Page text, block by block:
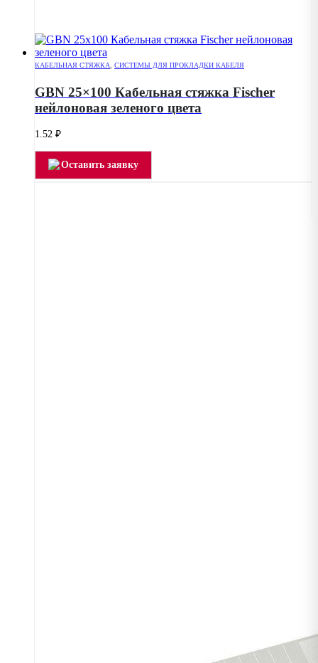
КАБЕЛЬНАЯ СТЯЖКА, СИСТЕМЫ ДЛЯ ПРОКЛАДКИ КАБЕЛЯ
GBN 25×100 Кабельная стяжка Fischer
нейлоновая зеленого цвета
1.52 ₽
Оставить заявку